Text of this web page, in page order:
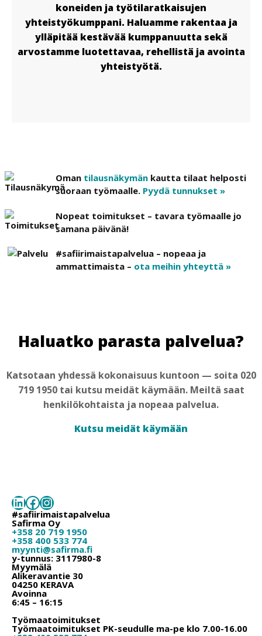
koneiden ja työtilaratkaisujen
yhteistyökumppani. Haluamme rakentaa ja
ylläpitää kestävää kumppanuutta sekä
arvostamme luotettavaa, rehellistä ja avointa
yhteistyötä.
Oman tilausnäkymän kautta tilaat helposti
suoraan työmaalle. Pyydä tunnukset »
Nopeat toimitukset – tavara työmaalle jo
samana päivänä!
#safiirimaistapalvelua – nopeaa ja
ammattimaista – ota meihin yhteyttä »
Haluatko parasta palvelua?
Katsotaan yhdessä kokonaisuus kuntoon — soita 020
719 1950 tai kutsu meidät käymään. Meiltä saat
henkilökohtaista ja nopeaa palvelua.
Kutsu meidät käymään
LinkedIn
Facebook
Instagram
#safiirimaistapalvelua
Safirma Oy
+358 20 719 1950
+358 400 533 774
myynti@safirma.fi
y-tunnus: 3117980-8
Myymälä
Alikeravantie 30
04250 KERAVA
Avoinna
6:45 – 16:15
Työmaatoimitukset
Työmaatoimitukset PK-seudulle ma-pe klo 7.00-16.00